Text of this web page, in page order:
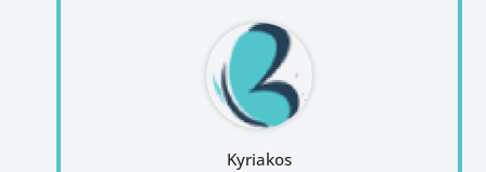
Kyriakos